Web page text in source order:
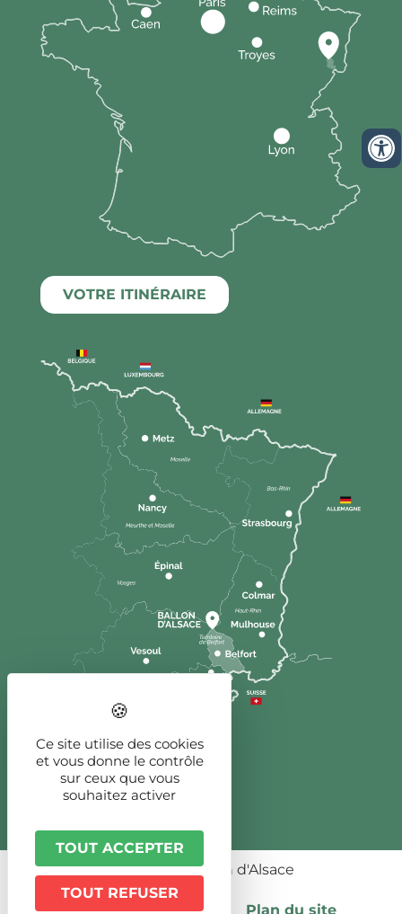
VOTRE ITINÉRAIRE
© 2026 - Ballon d'Alsace
Publications légales Plan du site
Ce site utilise des cookies
et vous donne le contrôle
sur ceux que vous
souhaitez activer
TOUT ACCEPTER
TOUT REFUSER